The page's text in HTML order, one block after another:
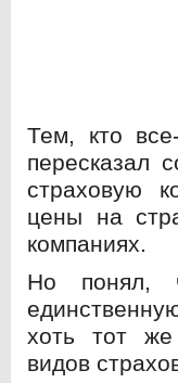
Тем, кто
пересказал
страховую
цены на
компаниях.
Но понял,
хоть тот же
видов